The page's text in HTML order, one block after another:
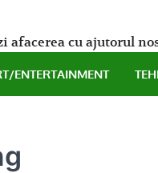
afacerea cu ajutorul
ENTERTAINMENT